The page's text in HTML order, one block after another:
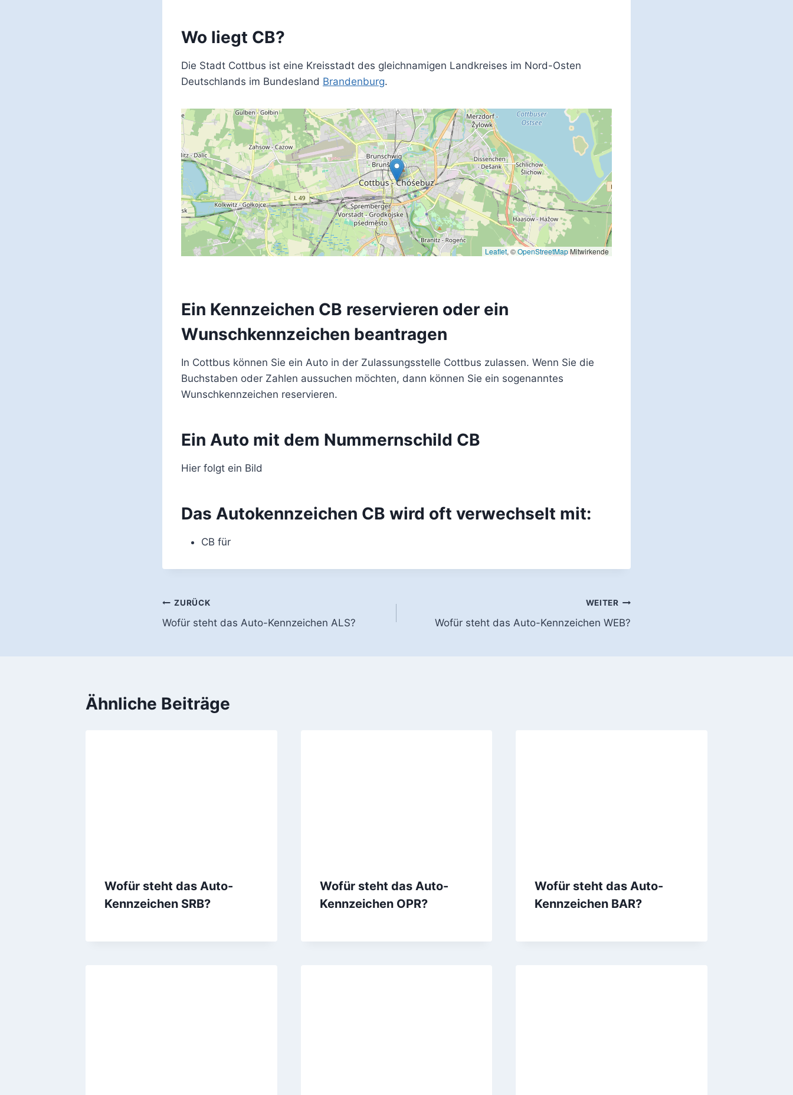
Wo liegt CB?
Die Stadt Cottbus ist eine Kreisstadt des gleichnamigen Landkreises im Nord-Osten
Deutschlands im Bundesland Brandenburg.
Leaflet, ©OpenStreetMapMitwirkende
Ein Kennzeichen CB reservieren oder ein
Wunschkennzeichen beantragen
In Cottbus können Sie ein Auto in der Zulassungsstelle Cottbus zulassen. Wenn Sie die
Buchstaben oder Zahlen aussuchen möchten, dann können Sie ein sogenanntes
Wunschkennzeichen reservieren.
Ein Auto mit dem Nummernschild CB
Hier folgt ein Bild
Das Autokennzeichen CB wird oft verwechselt mit:
CB für
Beitragsnavigation
ZURÜCK
Wofür steht das Auto-Kennzeichen ALS?
WEITER
Wofür steht das Auto-Kennzeichen WEB?
Ähnliche Beiträge
Wofür steht das Auto-
Kennzeichen SRB?
Wofür steht das Auto-
Kennzeichen OPR?
Wofür steht das Auto-
Kennzeichen BAR?